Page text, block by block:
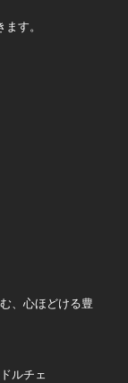
す。
、心ほどける豊
ルチェ